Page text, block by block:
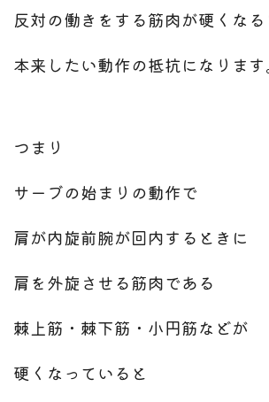
反対の働きをする筋肉が硬くなる
本来したい動作の抵抗になります
つまり
サーブの始まりの動作で
肩が内旋前腕が回内するときに
肩を外旋させる筋肉である
棘上筋・棘下筋・小円筋などが
硬くなっていると